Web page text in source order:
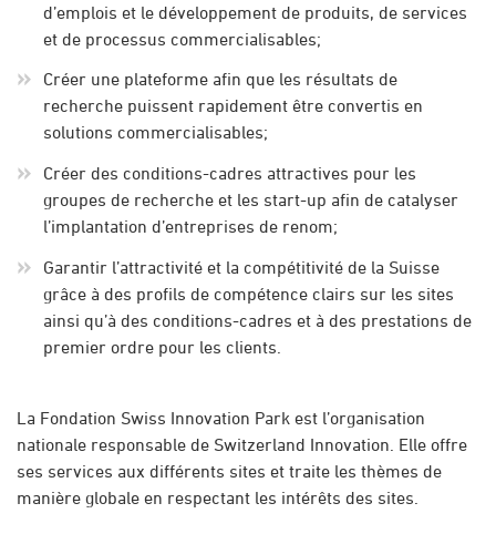
d’emplois et le développement de produits, de services
et de processus commercialisables;
Créer une plateforme afin que les résultats de
recherche puissent rapidement être convertis en
solutions commercialisables;
Créer des conditions-cadres attractives pour les
groupes de recherche et les start-up afin de catalyser
l’implantation d’entreprises de renom;
Garantir l’attractivité et la compétitivité de la Suisse
grâce à des profils de compétence clairs sur les sites
ainsi qu’à des conditions-cadres et à des prestations de
premier ordre pour les clients.
La Fondation Swiss Innovation Park est l’organisation
nationale responsable de Switzerland Innovation. Elle offre
ses services aux différents sites et traite les thèmes de
manière globale en respectant les intérêts des sites.